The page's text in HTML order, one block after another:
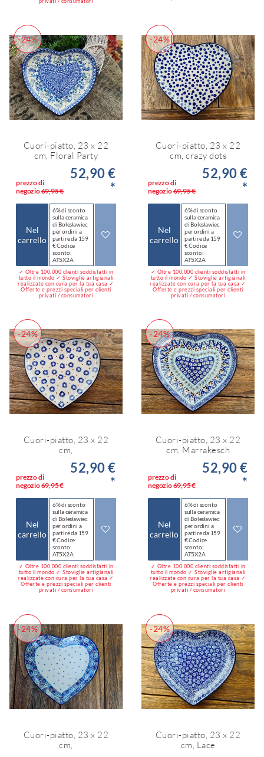
-24%
Cuori-piatto, 23 x 22
cm, Floral Party
prezzo di
negozio69,95 €
52,90 €
*
Nel
carrello
6% di sconto
sulla ceramica
di Bolesławiec
per ordini a
partire da 159
€ Codice
sconto:
AT5X2A
✓ Oltre 100.000 clienti soddisfatti in
tutto il mondo ✓ Stoviglie artigianali
realizzate con cura per la tua casa ✓
Offerte e prezzi speciali per clienti
privati / consumatori
-24%
Cuori-piatto, 23 x 22
cm, crazy dots
prezzo di
negozio69,95 €
52,90 €
*
Nel
carrello
6% di sconto
sulla ceramica
di Bolesławiec
per ordini a
partire da 159
€ Codice
sconto:
AT5X2A
✓ Oltre 100.000 clienti soddisfatti in
tutto il mondo ✓ Stoviglie artigianali
realizzate con cura per la tua casa ✓
Offerte e prezzi speciali per clienti
privati / consumatori
-24%
Cuori-piatto, 23 x 22
cm,
prezzo di
negozio69,95 €
52,90 €
*
Nel
carrello
6% di sconto
sulla ceramica
di Bolesławiec
per ordini a
partire da 159
€ Codice
sconto:
AT5X2A
✓ Oltre 100.000 clienti soddisfatti in
tutto il mondo ✓ Stoviglie artigianali
realizzate con cura per la tua casa ✓
Offerte e prezzi speciali per clienti
privati / consumatori
-24%
Cuori-piatto, 23 x 22
cm, Marrakesch
prezzo di
negozio69,95 €
52,90 €
*
Nel
carrello
6% di sconto
sulla ceramica
di Bolesławiec
per ordini a
partire da 159
€ Codice
sconto:
AT5X2A
✓ Oltre 100.000 clienti soddisfatti in
tutto il mondo ✓ Stoviglie artigianali
realizzate con cura per la tua casa ✓
Offerte e prezzi speciali per clienti
privati / consumatori
-24%
Cuori-piatto, 23 x 22
cm,
-24%
Cuori-piatto, 23 x 22
cm, Lace